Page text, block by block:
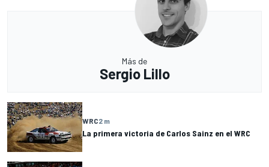
Más de
Sergio Lillo
WRC2 m
La primera victoria de Carlos Sainz en el WRC